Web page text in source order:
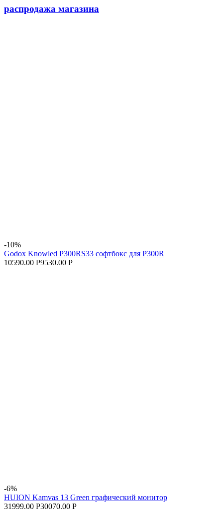
распродажа магазина
-10%
Godox Knowled P300RS33 софтбокс для P300R
10590.00 Р9530.00 Р
-6%
HUION Kamvas 13 Green графический монитор
31999.00 Р30070.00 Р